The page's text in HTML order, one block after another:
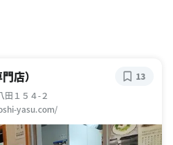
店）
田１５４-２
yasu.com/
13